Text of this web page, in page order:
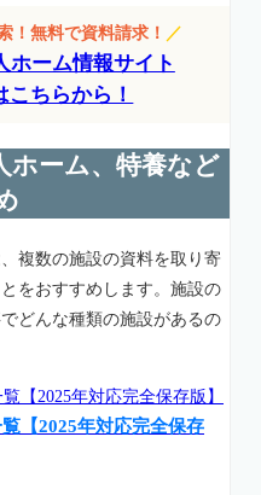
！無料で資料請求！ ／
ホーム情報サイト
こちらから！
ホーム、特養など
複数の施設の資料を取り寄
をおすすめします。施設の
どんな種類の施設があるの
【2025年対応完全保存